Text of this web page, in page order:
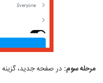
مرحله سوم: در صفحه جدید، گزینه